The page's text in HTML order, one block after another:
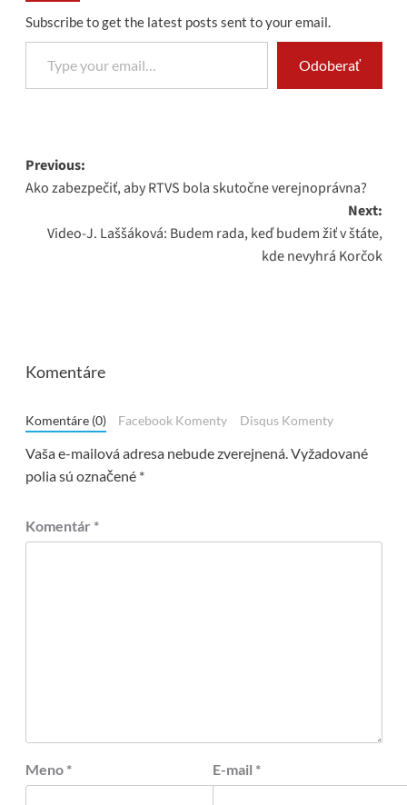
Subscribe to get the latest posts sent to your email.
Type your email…
Odoberať
Post
navigation
Previous:
Ako zabezpečiť, aby RTVS bola skutočne verejnoprávna?
Next:
Video-J. Laššáková: Budem rada, keď budem žiť v štáte,
kde nevyhrá Korčok
Komentáre
Komentáre (0) Facebook Komenty Disqus Komenty
Vaša e-mailová adresa nebude zverejnená. Vyžadované
polia sú označené *
Komentár *
Meno * E-mail *